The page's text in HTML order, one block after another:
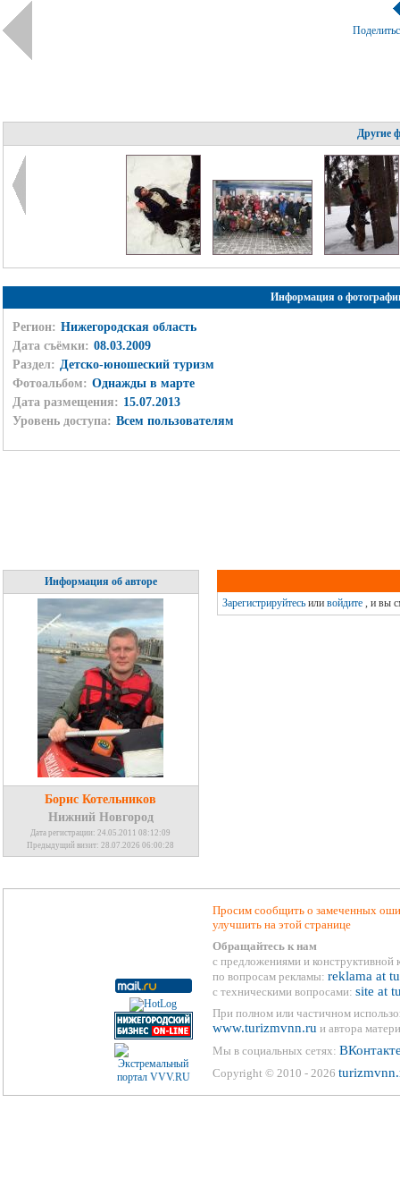
Другие
Информация о
Регион: Нижегородская область
Дата съёмки: 08.03.2009
Раздел: Детско-юношеский туризм
Фотоальбом: Однажды в марте
Дата размещения: 15.07.2013
Уровень доступа: Всем пользователям
Информация об авторе
Борис Котельников
Нижний Новгород
Дата регистрации: 24.05.2011 08:12:09
Предыдущий визит: 28.07.2026 06:00:28
Зарегистрируйтесьили войдите, и вы
Просим сообщить о замеченных
улучшить на этой странице
Обращайтесь к нам
с предложениями и конструктивной
по вопросам рекламы: reklama at
с техническими вопросами: site at
При полном или частичном
www.turizmvnn.ru и автора
Мы в социальных сетях:
Copyright © 2010 - 2026